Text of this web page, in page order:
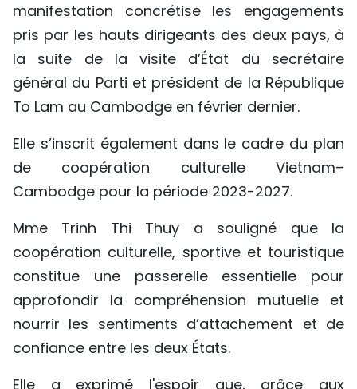
manifestation concrétise les engagements
pris par les hauts dirigeants des deux pays, à
la suite de la visite d’État du secrétaire
général du Parti et président de la République
To Lam au Cambodge en février dernier.
Elle s’inscrit également dans le cadre du plan
de coopération culturelle Vietnam–
Cambodge pour la période 2023-2027.
Mme Trinh Thi Thuy a souligné que la
coopération culturelle, sportive et touristique
constitue une passerelle essentielle pour
approfondir la compréhension mutuelle et
nourrir les sentiments d’attachement et de
confiance entre les deux États.
Elle a exprimé l'espoir que, grâce aux